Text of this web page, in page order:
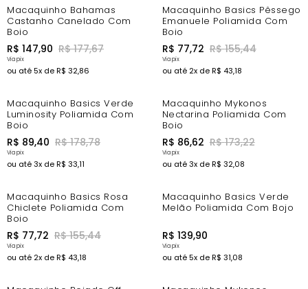
-8%
Macaquinho Bahamas
Castanho Canelado Com
Bojo
R$ 147,90 R$ 177,67
ou até5x deR$ 32,86
-44%
Macaquinho Basics Pêssego
Emanuele Poliamida Com
Bojo
R$ 77,72 R$ 155,44
ou até 2x deR$ 43,18
-44%
Macaquinho Basics Verde
Luminosity Poliamida Com
Bojo
R$ 89,40 R$ 178,78
ou até3x deR$ 33,11
-44%
Macaquinho Mykonos
Nectarina Poliamida Com
Bojo
R$ 86,62 R$ 173,22
ou até3x deR$ 32,08
-44%
Macaquinho Basics Rosa
Chiclete Poliamida Com
Bojo
R$ 77,72 R$ 155,44
ou até 2x deR$ 43,18
Macaquinho Basics Verde
Melão Poliamida Com Bojo
R$ 139,90
ou até5x deR$ 31,08
-62%